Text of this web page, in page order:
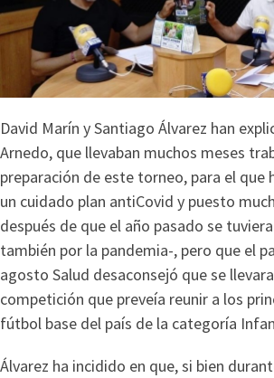
David Marín y Santiago Álvarez han
Arnedo, que llevaban muchos meses
preparación de este torneo, para el que
un cuidado plan antiCovid y puesto
después de que el año pasado se
también por la pandemia-, pero que el
agosto Salud desaconsejó que se
competición que preveía reunir a los
fútbol base del país de la categoría
Álvarez ha incidido en que, si bien